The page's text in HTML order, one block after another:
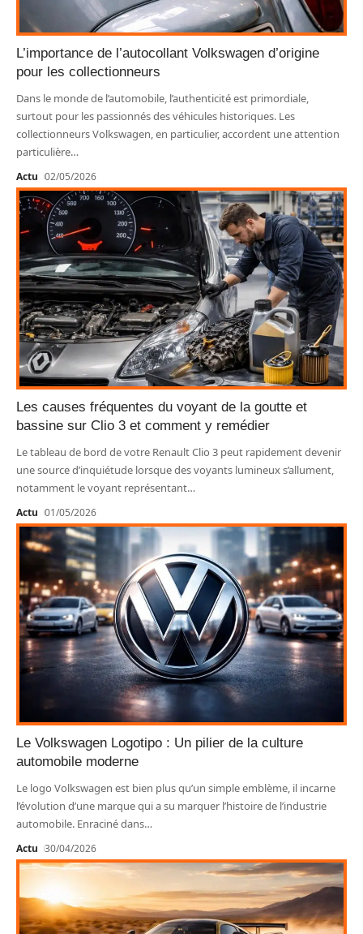
L’importance de l’autocollant Volkswagen d’origine
pour les collectionneurs
Dans le monde de l’automobile, l’authenticité est primordiale,
surtout pour les passionnés des véhicules historiques. Les
collectionneurs Volkswagen, en particulier, accordent une attention
particulière…
Actu 02/05/2026
Les causes fréquentes du voyant de la goutte et
bassine sur Clio 3 et comment y remédier
Le tableau de bord de votre Renault Clio 3 peut rapidement devenir
une source d’inquiétude lorsque des voyants lumineux s’allument,
notamment le voyant représentant…
Actu 01/05/2026
Le Volkswagen Logotipo : Un pilier de la culture
automobile moderne
Le logo Volkswagen est bien plus qu’un simple emblème, il incarne
l’évolution d’une marque qui a su marquer l’histoire de l’industrie
automobile. Enraciné dans…
Actu 30/04/2026